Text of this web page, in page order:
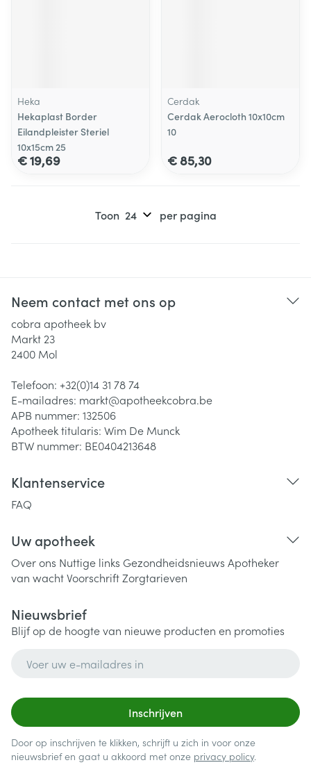
Heka
Hekaplast Border
Eilandpleister Steriel
10x15cm 25
€ 19,69
Cerdak
Cerdak Aerocloth 10x10cm
10
€ 85,30
Toon per pagina
Neem contact met ons op
cobra apotheek bv
Markt 23
2400 Mol
Telefoon: +32(0)14 31 78 74
E-mailadres: markt@apotheekcobra.be
APB nummer: 132506
Apotheek titularis: Wim De Munck
BTW nummer: BE0404213648
Klantenservice
FAQ
Uw apotheek
Over ons Nuttige links Gezondheidsnieuws Apotheker
van wachtVoorschriftZorgtarieven
Nieuwsbrief
Blijf op de hoogte van nieuwe producten en promoties
Inschrijven
Door op inschrijven te klikken, schrijft u zich in voor onze
nieuwsbrief en gaat u akkoord met onze privacy policy.